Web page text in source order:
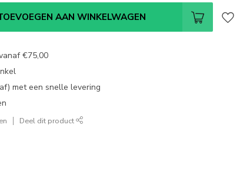
AAN WINKELWAGEN
€75,00
met een snelle levering
Deel dit product